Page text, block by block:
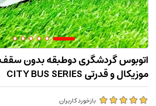
اتوبوس گردشگری دوطبقه بدون
موزیکال و قدرتی CITY BUS SERIES
بازخورد کاربران